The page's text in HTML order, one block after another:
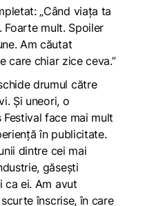
„Când viața ta
Foarte mult. Spoiler
Am căutat
care chiar zice ceva.”
drumul către
Și uneori, o
Festival face mai mult
în publicitate.
dintre cei mai
găsești
ca ei. Am avut
înscrise, în care